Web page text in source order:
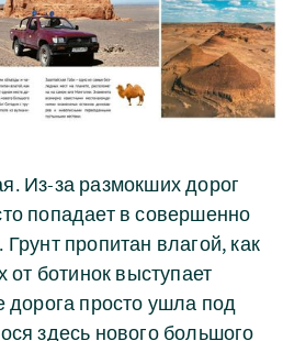
Из-за размокших дорог
попадает в совершенно
пропитан влагой, как
от ботинок выступает
просто ушла под
здесь нового большого